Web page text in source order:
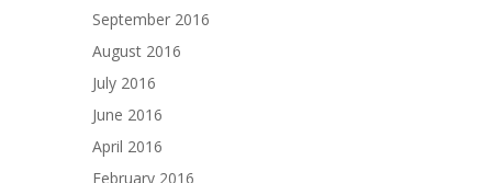
September 2016
August 2016
July 2016
June 2016
April 2016
February 2016